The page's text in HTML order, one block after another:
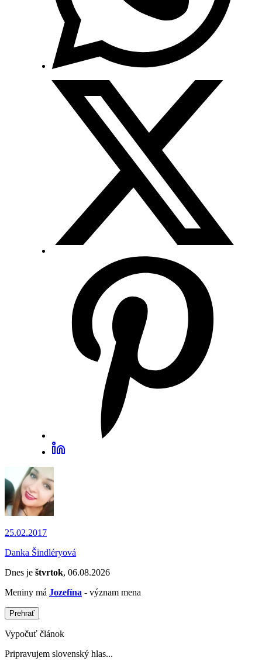
25.02.2017
Danka Šindléryová
Dnes je štvrtok, 06.08.2026
Meniny má Jozefína - význam mena
Prehrať
Vypočuť článok
Pripravujem slovenský hlas...